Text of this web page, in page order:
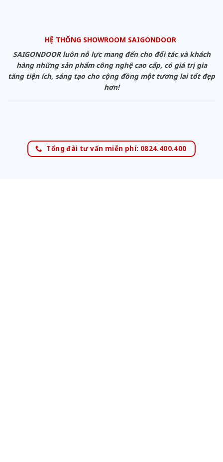
HỆ THỐNG SHOWROOM SAIGONDOOR
SAIGONDOOR luôn nỗ lực mang đến cho đối tác và khách
hàng những sản phẩm công nghệ cao cấp, có giá trị gia
tăng tiện ích, sáng tạo cho cộng đồng một tương lai tốt đẹp
hơn!
Tổng đài tư vấn miễn phí: 0824.400.400